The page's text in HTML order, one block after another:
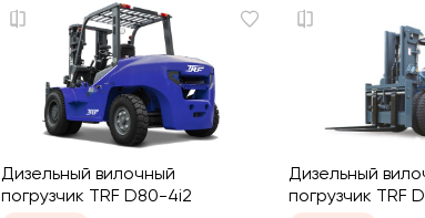
Дизельный вилочный
погрузчик TRF D80-4i2
Дизельный
погрузчик TRF